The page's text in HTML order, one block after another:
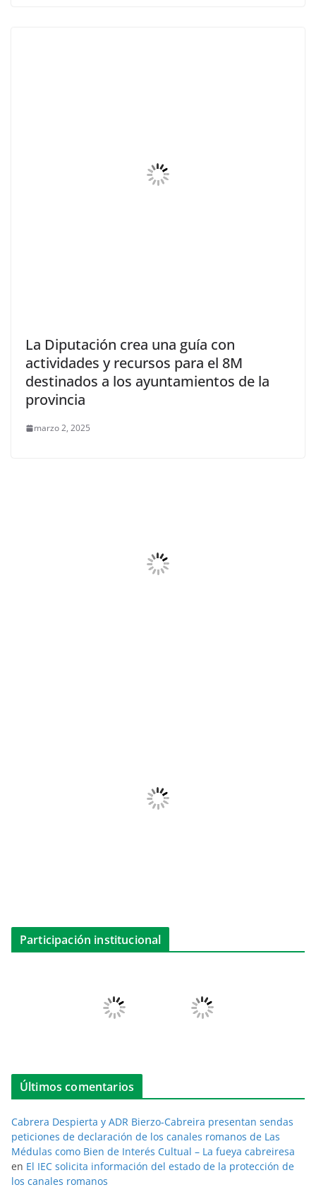
La Diputación crea una guía con
actividades y recursos para el 8M
destinados a los ayuntamientos de la
provincia
marzo 2, 2025
Participación institucional
Últimos comentarios
Cabrera Despierta y ADR Bierzo-Cabreira presentan sendas
peticiones de declaración de los canales romanos de Las
Médulas como Bien de Interés Cultual – La fueya cabreiresa
en El IEC solicita información del estado de la protección de
los canales romanos